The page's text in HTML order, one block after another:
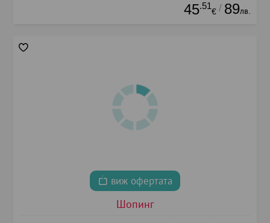
45.51
€ / 89лв.
виж офертата
Шопинг